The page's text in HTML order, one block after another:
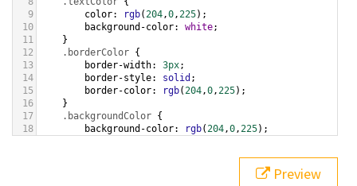
9
color: rgb(204,0,225);
10
background-color: white;
11
}
12
.borderColor {
13
border-width: 3px;
14
border-style: solid ;
15
border-color: rgb(204,0,225);
16
}
17
.backgroundColor {
18
background-color: rgb(204,0,225);
bottom ,
Preview